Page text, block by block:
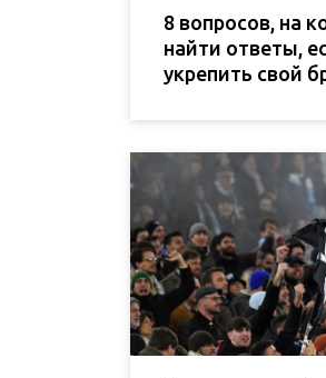
8 вопросов, на
найти ответы,
укрепить свой